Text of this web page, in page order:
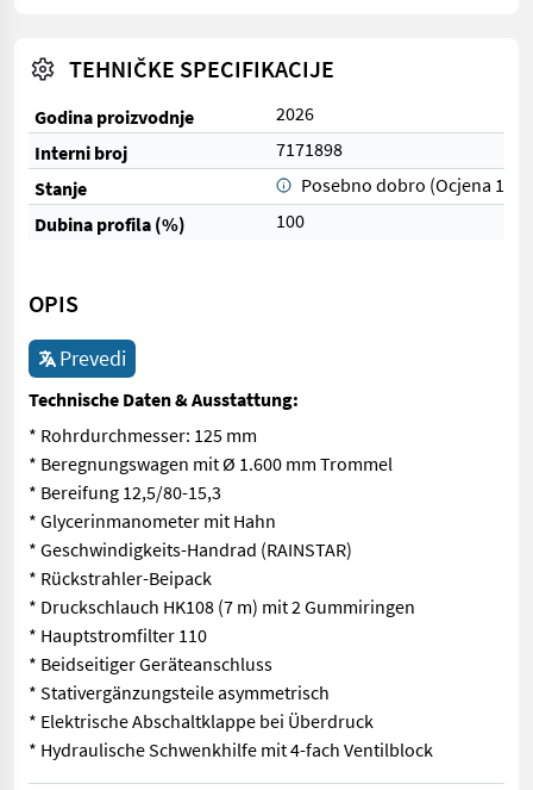
TEHNIČKE SPECIFIKACIJE
Godina proizvodnje
2026
Interni broj
7171898
Stanje
Posebno dobro (Ocjena 1)
Dubina profila (%)
100
OPIS
Prevedi
Technische Daten & Ausstattung:
* Rohrdurchmesser: 125 mm
* Beregnungswagen mit Ø 1.600 mm Trommel
* Bereifung 12,5/80-15,3
* Glycerinmanometer mit Hahn
* Geschwindigkeits-Handrad (RAINSTAR)
* Rückstrahler-Beipack
* Druckschlauch HK108 (7 m) mit 2 Gummiringen
* Hauptstromfilter 110
* Beidseitiger Geräteanschluss
* Stativergänzungsteile asymmetrisch
* Elektrische Abschaltklappe bei Überdruck
* Hydraulische Schwenkhilfe mit 4-fach Ventilblock
* Rohrdurchmesser: 125 mm * Beregnungswagen mit Ø 1.600